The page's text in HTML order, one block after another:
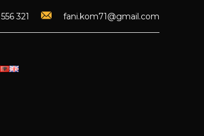
321 fani.kom71@gmail.com